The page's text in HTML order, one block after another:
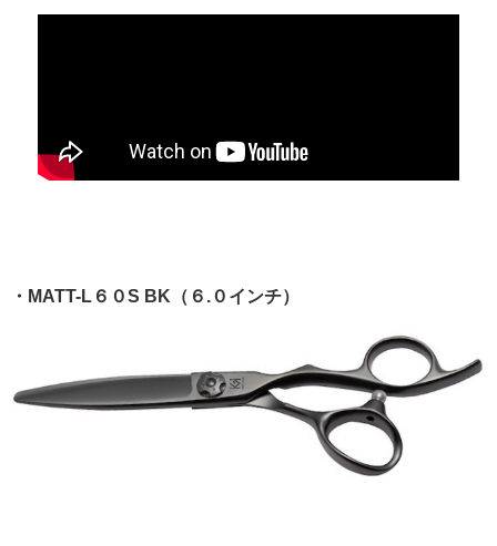
・MATT-L６０S BK（６.０インチ）